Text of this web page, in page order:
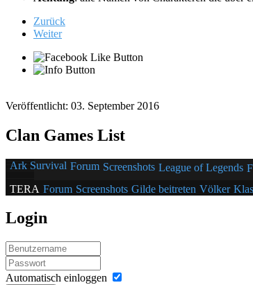
Zurück
Weiter
Veröffentlicht: 03. September 2016
Clan Games List
Ark Survival Forum Screenshots League of Legends
TERA Forum Screenshots Gilde beitreten Völker
Login
Automatisch einloggen